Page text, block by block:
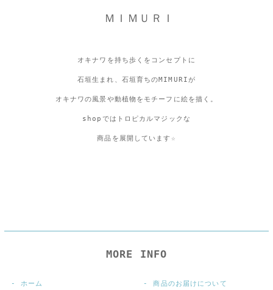
ＭＩＭＵＲＩ
オキナワを持ち歩くをコンセプトに
石垣生まれ、石垣育ちのMIMURIが
オキナワの風景や動植物をモチーフに絵を描く。
shopではトロピカルマジックな
商品を展開しています☆
MORE INFO
ホーム 商品のお届けについて